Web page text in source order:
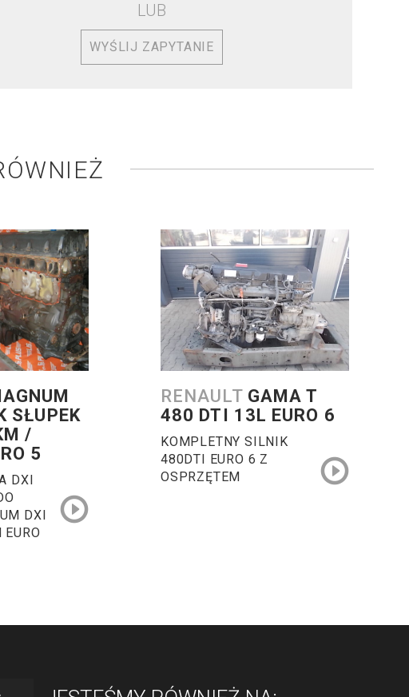
LUB
WYŚLIJ ZAPYTANIE
SŁUPEK
/
5
DXI
DXI
RENAULT GAMA T
480 DTI 13L EURO 6
KOMPLETNY SILNIK
480DTI EURO 6 Z
OSPRZĘTEM